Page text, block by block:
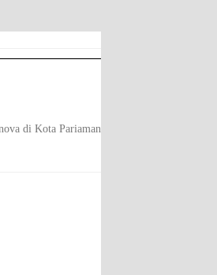
di Kota Pariaman